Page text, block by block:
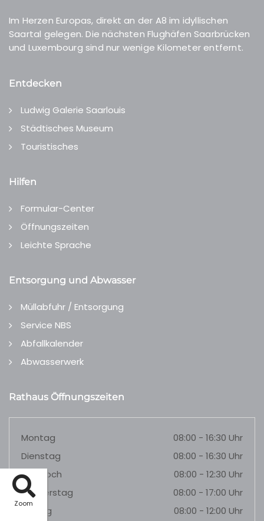
Zoom
Im Herzen Europas, direkt an der A8 im idyllischen
Saartal gelegen. Die nächsten Flughäfen Saarbrücken
und Luxembourg sind nur wenige Kilometer entfernt.
Entdecken
Ludwig Galerie Saarlouis
Städtisches Museum
Touristisches
Hilfen
Formular-Center
Öffnungszeiten
Leichte Sprache
Entsorgung und Abwasser
Müllabfuhr / Entsorgung
Service NBS
Abfallkalender
Abwasserwerk
Rathaus Öffnungszeiten
Montag
08:00 - 16:30 Uhr
Dienstag
08:00 - 16:30 Uhr
Mittwoch
08:00 - 12:30 Uhr
Donnerstag
08:00 - 17:00 Uhr
Freitag
08:00 - 12:00 Uhr